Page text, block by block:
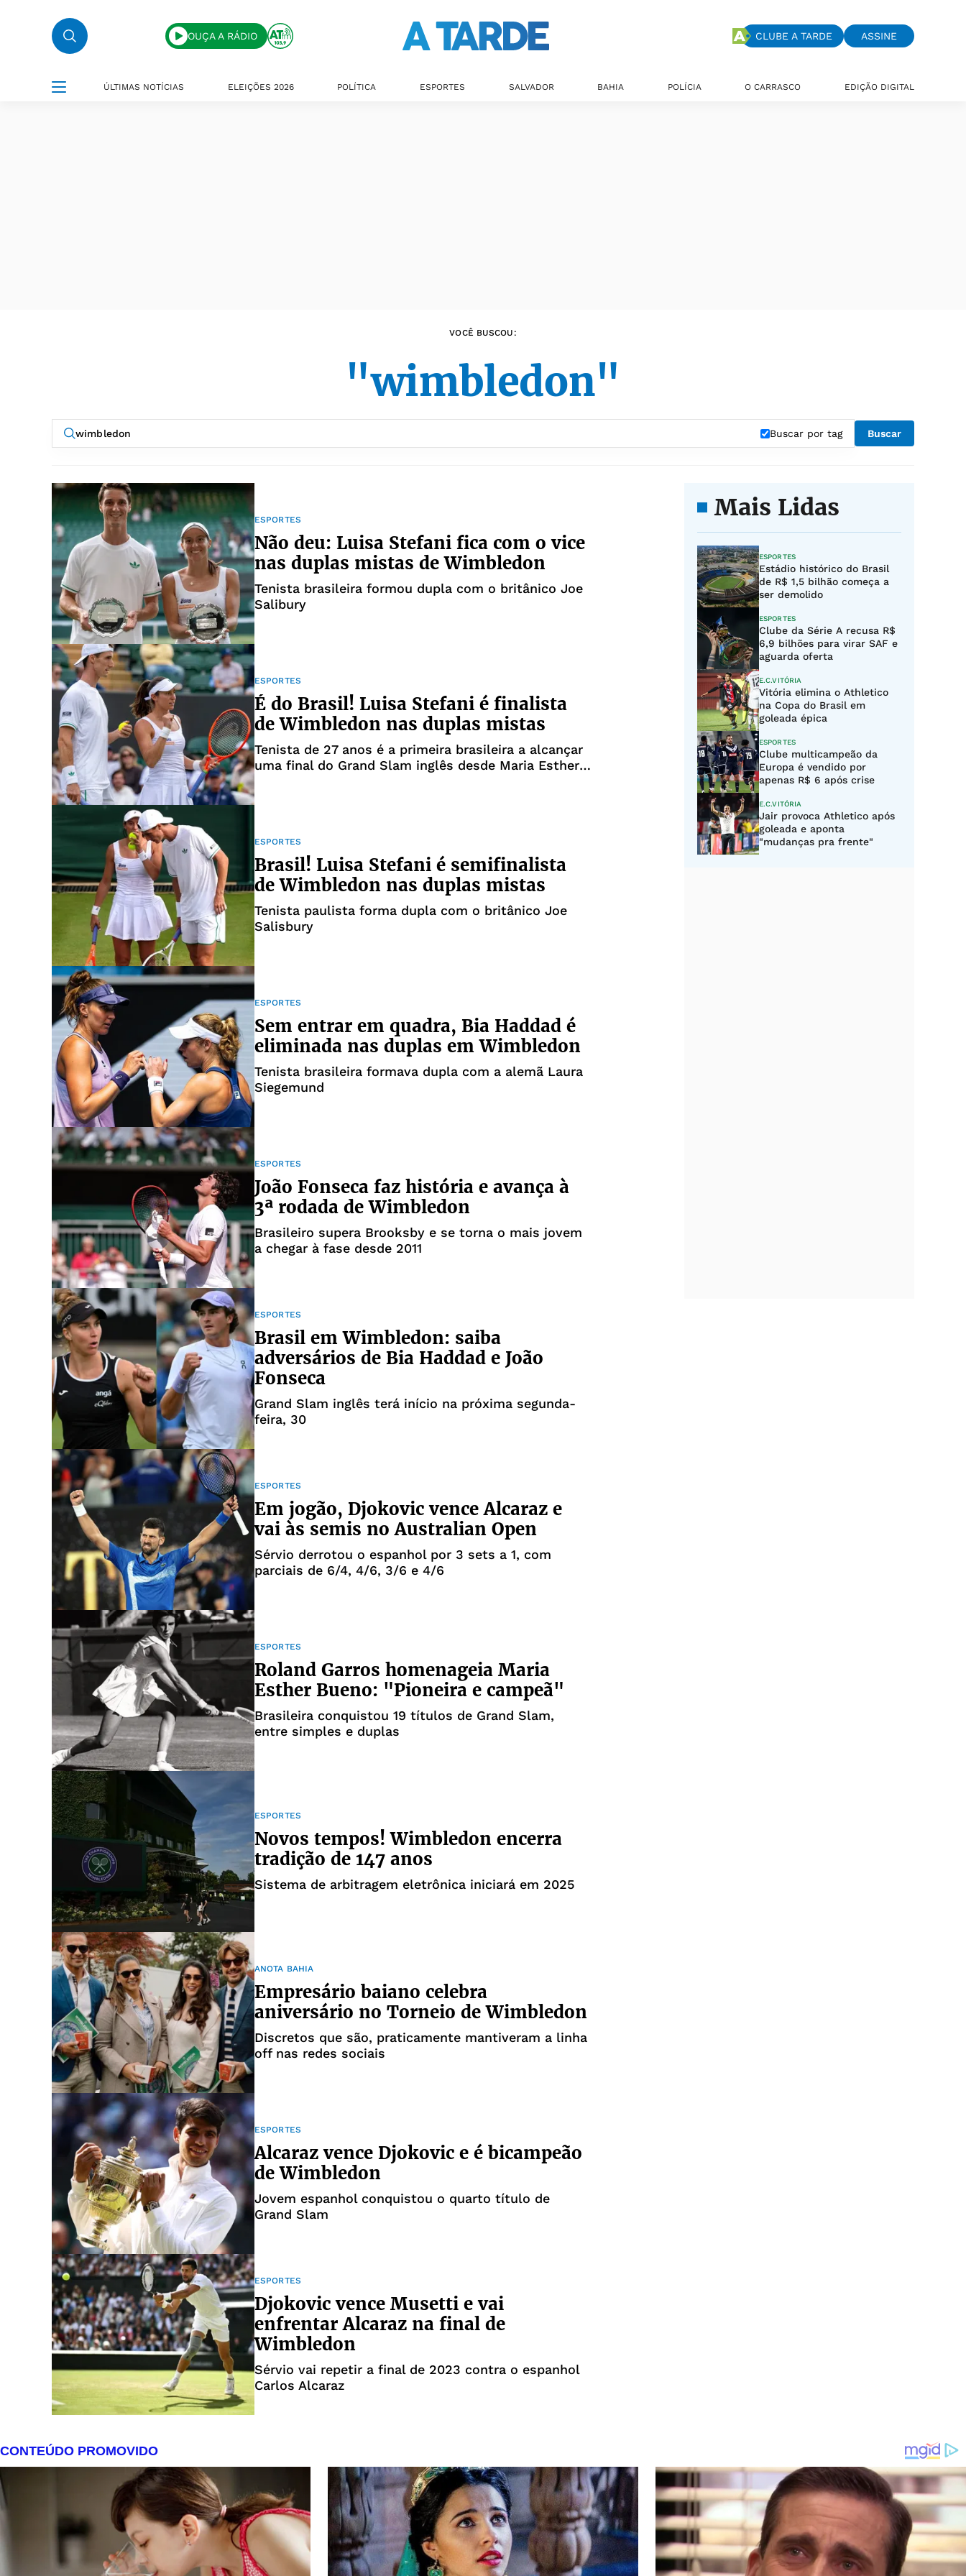
OUÇA A RÁDIO CLUBE A TARDE ASSINE
ÚLTIMAS NOTÍCIAS ELEIÇÕES 2026 POLÍTICA ESPORTES SALVADOR BAHIA POLÍCIA O CARRASCO EDIÇÃO DIGITAL
VOCÊ BUSCOU:
"wimbledon"
Buscar por tag Buscar
ESPORTES
Não deu: Luisa Stefani fica com o vice
nas duplas mistas de Wimbledon
Tenista brasileira formou dupla com o britânico Joe
Salibury
ESPORTES
É do Brasil! Luisa Stefani é finalista
de Wimbledon nas duplas mistas
Tenista de 27 anos é a primeira brasileira a alcançar
uma final do Grand Slam inglês desde Maria Esther
ESPORTES
Brasil! Luisa Stefani é semifinalista
de Wimbledon nas duplas mistas
Tenista paulista forma dupla com o britânico Joe
Salisbury
ESPORTES
Sem entrar em quadra, Bia Haddad é
eliminada nas duplas em Wimbledon
Tenista brasileira formava dupla com a alemã Laura
Siegemund
ESPORTES
João Fonseca faz história e avança à
3ª rodada de Wimbledon
Brasileiro supera Brooksby e se torna o mais jovem
a chegar à fase desde 2011
ESPORTES
Brasil em Wimbledon: saiba
adversários de Bia Haddad e João
Fonseca
Grand Slam inglês terá início na próxima segunda-
feira, 30
ESPORTES
Em jogão, Djokovic vence Alcaraz e
vai às semis no Australian Open
Sérvio derrotou o espanhol por 3 sets a 1, com
parciais de 6/4, 4/6, 3/6 e 4/6
ESPORTES
Roland Garros homenageia Maria
Esther Bueno: "Pioneira e campeã"
Brasileira conquistou 19 títulos de Grand Slam,
entre simples e duplas
ESPORTES
Novos tempos! Wimbledon encerra
tradição de 147 anos
Sistema de arbitragem eletrônica iniciará em 2025
ANOTA BAHIA
Empresário baiano celebra
aniversário no Torneio de Wimbledon
Discretos que são, praticamente mantiveram a linha
off nas redes sociais
ESPORTES
Alcaraz vence Djokovic e é bicampeão
de Wimbledon
Jovem espanhol conquistou o quarto título de
Grand Slam
ESPORTES
Djokovic vence Musetti e vai
enfrentar Alcaraz na final de
Wimbledon
Sérvio vai repetir a final de 2023 contra o espanhol
Carlos Alcaraz
Mais Lidas
ESPORTES
Estádio histórico do Brasil
de R$ 1,5 bilhão começa a
ser demolido
ESPORTES
Clube da Série A recusa R$
6,9 bilhões para virar SAF e
aguarda oferta
E.C.VITÓRIA
Vitória elimina o Athletico
na Copa do Brasil em
goleada épica
ESPORTES
Clube multicampeão da
Europa é vendido por
apenas R$ 6 após crise
E.C.VITÓRIA
Jair provoca Athletico após
goleada e aponta
"mudanças pra frente"